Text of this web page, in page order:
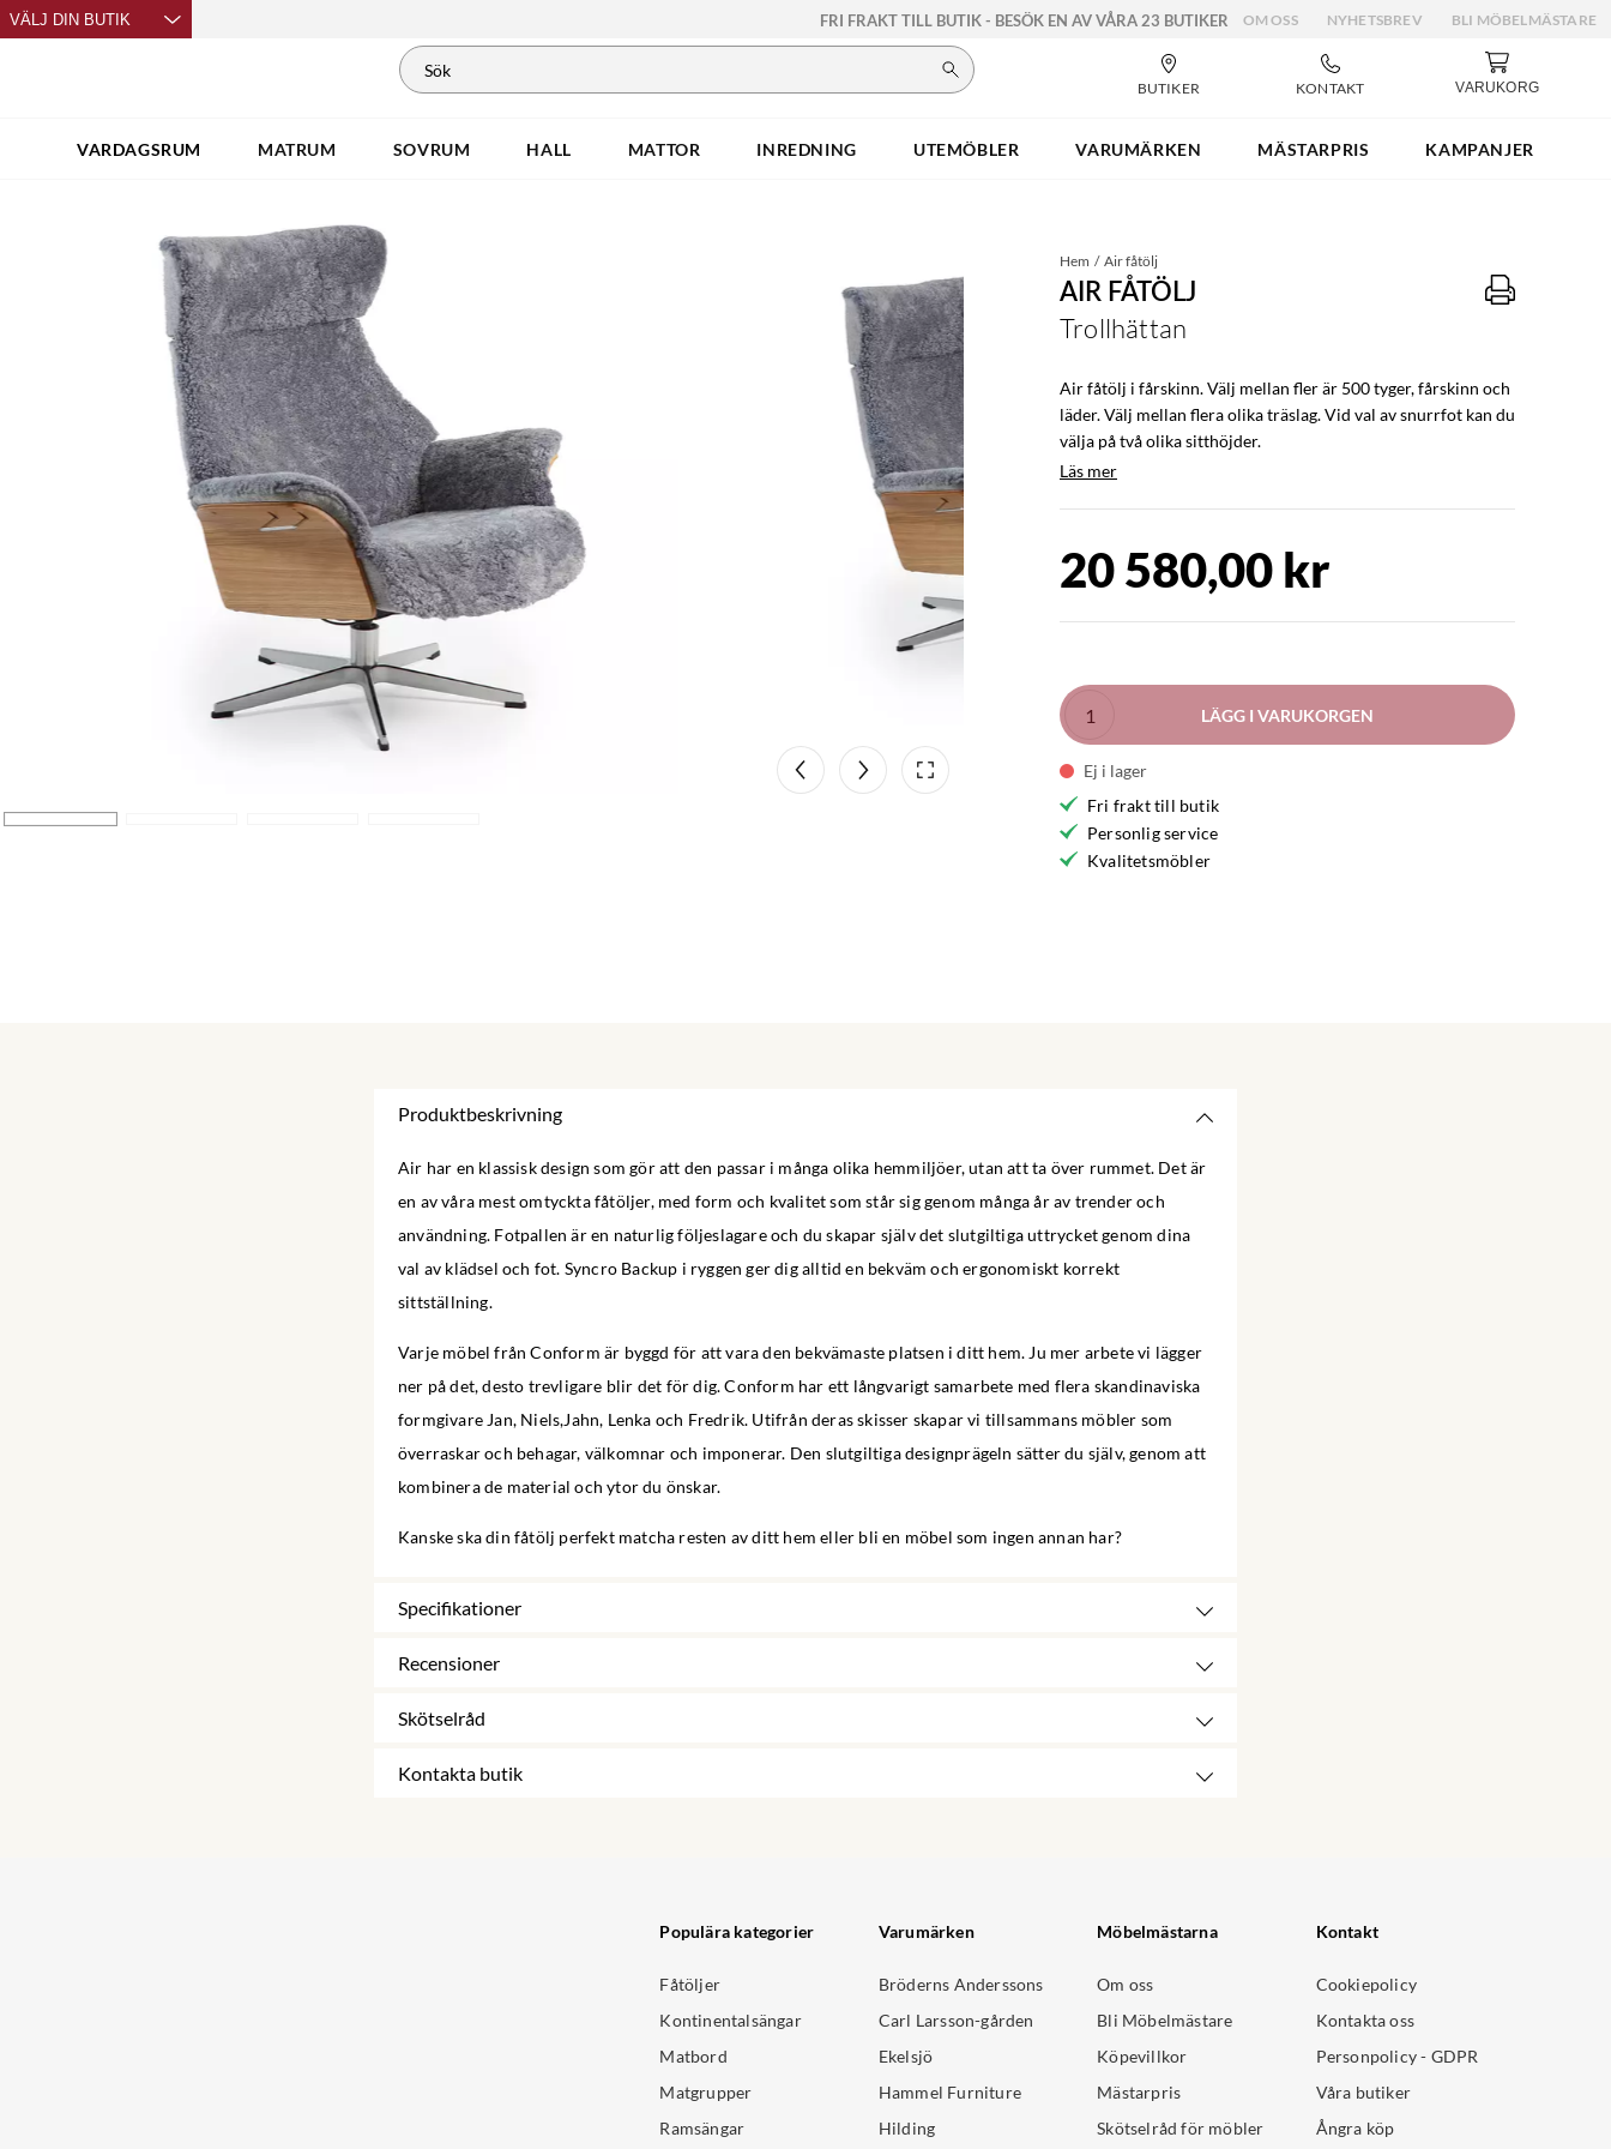
VÄLJ DIN BUTIK FRI FRAKT TILL BUTIK - BESÖK EN AV VÅRA 23 BUTIKER OM OSS NYHETSBREV BLI MÖBELMÄSTARE
BUTIKER KONTAKT VARUKORG
VARDAGSRUM MATRUM SOVRUM HALL MATTOR INREDNING UTEMÖBLER VARUMÄRKEN MÄSTARPRIS KAMPANJER
Hem Air fåtölj
AIR FÅTÖLJ
Trollhättan
Air fåtölj i fårskinn. Välj mellan fler är 500 tyger, fårskinn och
läder. Välj mellan flera olika träslag. Vid val av snurrfot kan du
välja på två olika sitthöjder.
Läs mer
20 580,00 kr
LÄGG I VARUKORGEN
Ej i lager
Fri frakt till butik
Personlig service
Kvalitetsmöbler
Produktbeskrivning
Air har en klassisk design som gör att den passar i många olika hemmiljöer, utan att ta över rummet. Det är
en av våra mest omtyckta fåtöljer, med form och kvalitet som står sig genom många år av trender och
användning. Fotpallen är en naturlig följeslagare och du skapar själv det slutgiltiga uttrycket genom dina
val av klädsel och fot. Syncro Backup i ryggen ger dig alltid en bekväm och ergonomiskt korrekt
sittställning.
Varje möbel från Conform är byggd för att vara den bekvämaste platsen i ditt hem. Ju mer arbete vi lägger
ner på det, desto trevligare blir det för dig. Conform har ett långvarigt samarbete med flera skandinaviska
formgivare Jan, Niels,Jahn, Lenka och Fredrik. Utifrån deras skisser skapar vi tillsammans möbler som
överraskar och behagar, välkomnar och imponerar. Den slutgiltiga designprägeln sätter du själv, genom att
kombinera de material och ytor du önskar.
Kanske ska din fåtölj perfekt matcha resten av ditt hem eller bli en möbel som ingen annan har?
Specifikationer
Recensioner
Skötselråd
Kontakta butik
Populära kategorier
Fåtöljer
Kontinentalsängar
Matbord
Matgrupper
Ramsängar
Varumärken
Bröderns Anderssons
Carl Larsson-gården
Ekelsjö
Hammel Furniture
Hilding
Möbelmästarna
Om oss
Bli Möbelmästare
Köpevillkor
Mästarpris
Skötselråd för möbler
Kontakt
Cookiepolicy
Kontakta oss
Personpolicy - GDPR
Våra butiker
Ångra köp